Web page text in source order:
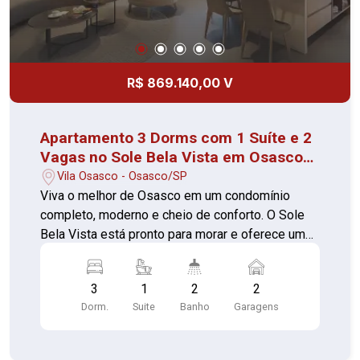
proporcionando praticidade no dia a dia. O Sole
Bela Vista é a escolha perfeita para quem busca
um novo lar com lazer completo, segurança e
localização privilegiada. Entre em contato e
conheça sua nova casa!
R$ 869.140,00 V
Apartamento 3 Dorms com 1 Suíte e 2
Vagas no Sole Bela Vista em Osasco
com Lazer Completo!
Vila Osasco - Osasco/SP
Viva o melhor de Osasco em um condomínio
completo, moderno e cheio de conforto. O Sole
Bela Vista está pronto para morar e oferece uma
bem-estar e a conveniência da sua família. O
empreendimento conta com portaria 24 horas,
elevador, academia, piscina, quadra esportiva,
3
Dorm.
1
Suite
2
Banho
2
Garagens